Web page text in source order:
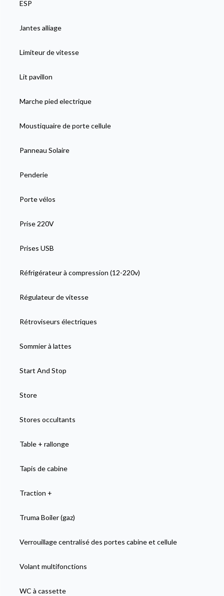
ESP
Jantes alliage
Limiteur de vitesse
Lit pavillon
Marche pied electrique
Moustiquaire de porte cellule
Panneau Solaire
Penderie
Porte vélos
Prise 220V
Prises USB
Réfrigérateur à compression (12-220v)
Régulateur de vitesse
Rétroviseurs électriques
Sommier à lattes
Start And Stop
Store
Stores occultants
Table + rallonge
Tapis de cabine
Traction +
Truma Boiler (gaz)
Verrouillage centralisé des portes cabine et cellule
Volant multifonctions
WC à cassette